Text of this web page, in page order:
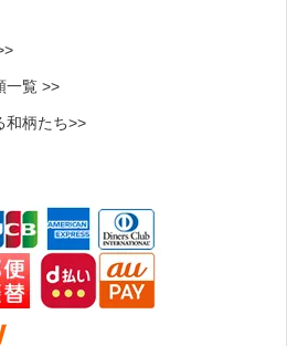
一覧 >>
和柄たち>>